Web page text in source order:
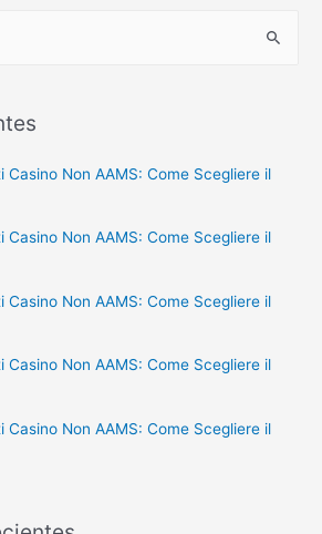
Casino Non AAMS: Come Scegliere il
Casino Non AAMS: Come Scegliere il
Casino Non AAMS: Come Scegliere il
Casino Non AAMS: Come Scegliere il
Casino Non AAMS: Come Scegliere il